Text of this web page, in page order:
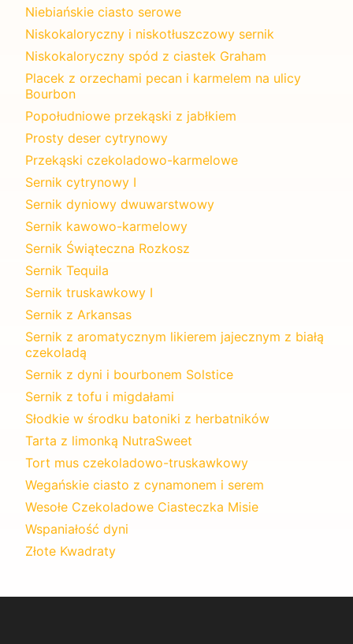
Niebiańskie ciasto serowe
Niskokaloryczny i niskotłuszczowy sernik
Niskokaloryczny spód z ciastek Graham
Placek z orzechami pecan i karmelem na ulicy
Bourbon
Popołudniowe przekąski z jabłkiem
Prosty deser cytrynowy
Przekąski czekoladowo-karmelowe
Sernik cytrynowy I
Sernik dyniowy dwuwarstwowy
Sernik kawowo-karmelowy
Sernik Świąteczna Rozkosz
Sernik Tequila
Sernik truskawkowy I
Sernik z Arkansas
Sernik z aromatycznym likierem jajecznym z białą
czekoladą
Sernik z dyni i bourbonem Solstice
Sernik z tofu i migdałami
Słodkie w środku batoniki z herbatników
Tarta z limonką NutraSweet
Tort mus czekoladowo-truskawkowy
Wegańskie ciasto z cynamonem i serem
Wesołe Czekoladowe Ciasteczka Misie
Wspaniałość dyni
Złote Kwadraty